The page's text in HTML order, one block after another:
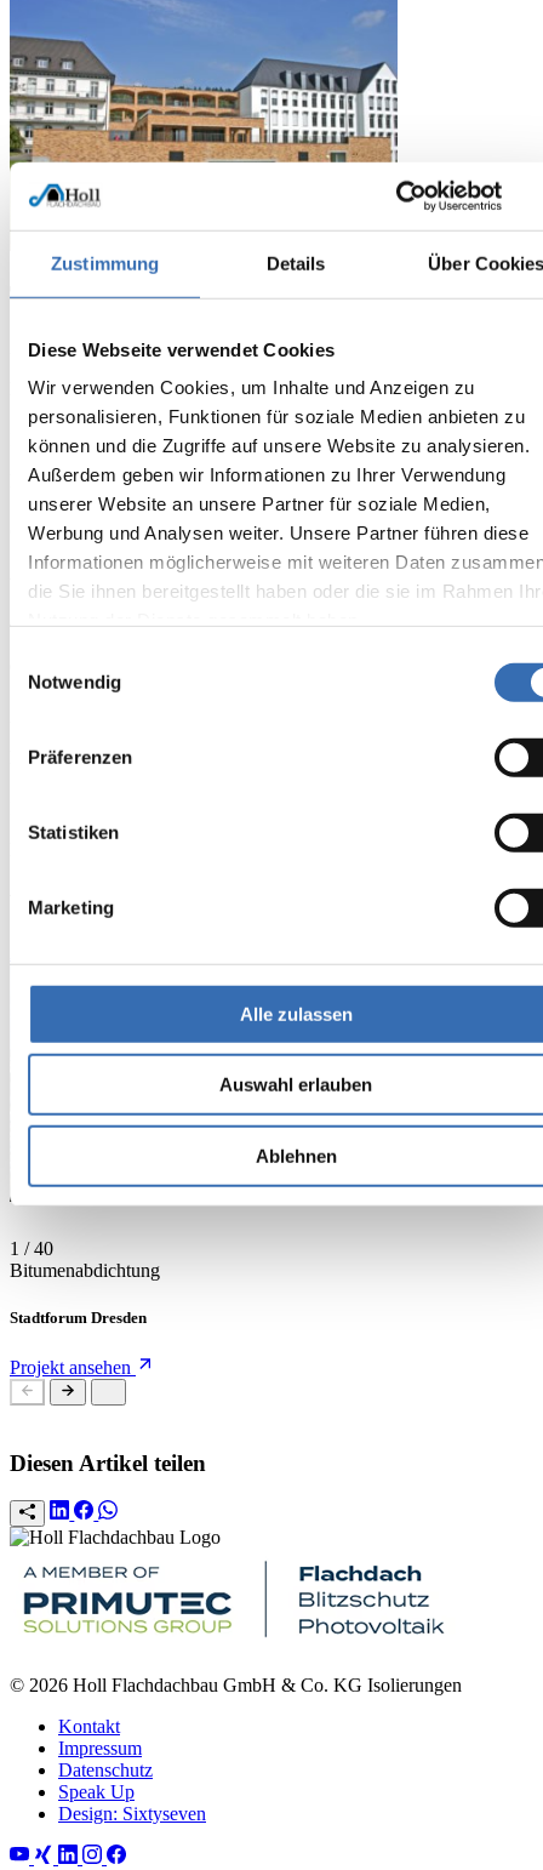
Zustimmung Details Über
Diese Webseite verwendet Cookies
Wir verwenden Cookies, um Inhalte und Anzeigen zu
personalisieren, Funktionen für soziale Medien anbieten zu
können und die Zugriffe auf unsere Website zu analysieren.
Außerdem geben wir Informationen zu Ihrer Verwendung
unserer Website an unsere Partner für soziale Medien,
Werbung und Analysen weiter. Unsere Partner führen diese
Informationen möglicherweise mit weiteren Daten
die Sie ihnen bereitgestellt haben oder die sie im Rahmen
Notwendig
Präferenzen
Statistiken
Marketing
Alle zulassen
Auswahl erlauben
Ablehnen
Tradition trifft Technik
Auftraggeber
Kloster Hegne
Bauvorhaben
Neubau Realschule 4. BA
Ort
Allensbach
Größe
Neubau
Verwandte Referenzen
1 / 40
Bitumenabdichtung
Stadtforum Dresden
Projekt ansehen
Diesen Artikel teilen
© 2026 Holl Flachdachbau GmbH & Co. KG Isolierungen
Kontakt
Impressum
Datenschutz
Speak Up
Design: Sixtyseven